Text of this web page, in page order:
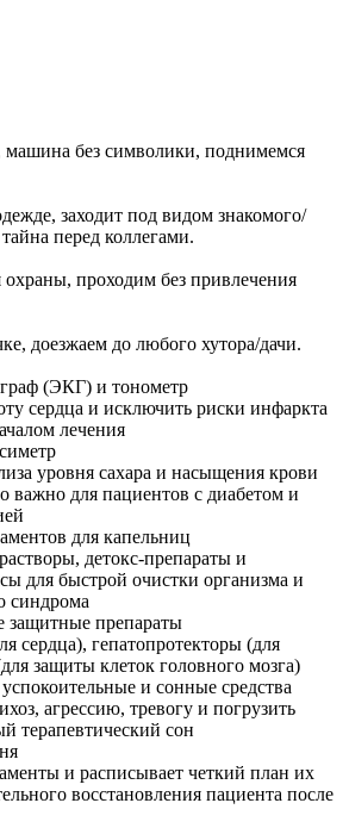
машина без символики, поднимемся
заходит под видом знакомого/
перед коллегами.
проходим без привлечения
доезжаем до любого хутора/дачи.
(ЭКГ) и тонометр
сердца и исключить риски инфаркта
лечения
уровня сахара и насыщения крови
важно для пациентов с диабетом и
для капельниц
детокс-препараты и
для быстрой очистки организма и
синдрома
защитные препараты
сердца), гепатопротекторы (для
защиты клеток головного мозга)
и сонные средства
агрессию, тревогу и погрузить
терапевтический сон
и расписывает четкий план их
восстановления пациента после